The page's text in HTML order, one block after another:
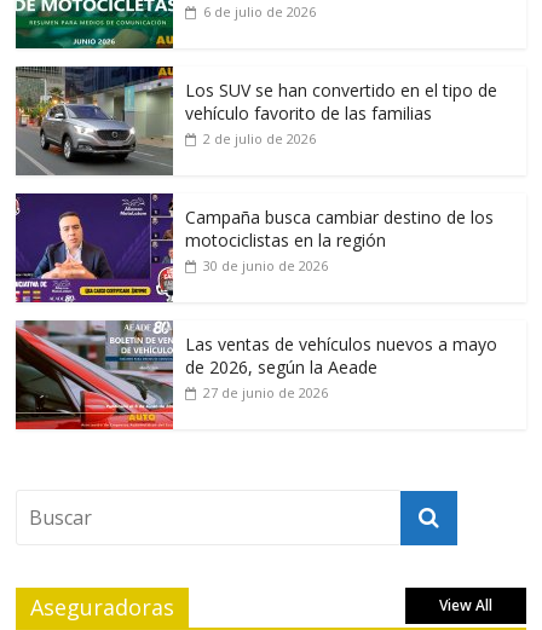
6 de julio de 2026
Los SUV se han convertido en el tipo de
vehículo favorito de las familias
2 de julio de 2026
Campaña busca cambiar destino de los
motociclistas en la región
30 de junio de 2026
Las ventas de vehículos nuevos a mayo
de 2026, según la Aeade
27 de junio de 2026
Aseguradoras View All